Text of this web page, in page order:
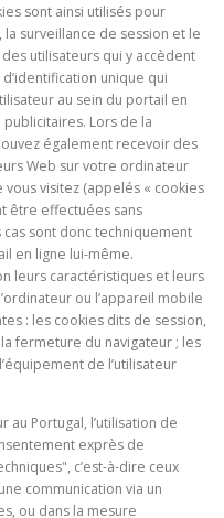
sont ainsi utilisés pour
surveillance de session et le
utilisateurs qui y accèdent
unique qui
au sein du portail en
Lors de la
également recevoir des
Web sur votre ordinateur
visitez (appelés « cookies
être effectuées sans
cas sont donc techniquement
en ligne lui-même.
leurs caractéristiques et leurs
ou l’appareil mobile
: les cookies dits de session,
fermeture du navigateur ; les
de l’utilisateur
au Portugal, l’utilisation de
exprès de
c’est-à-dire ceux
communication via un
ou dans la mesure